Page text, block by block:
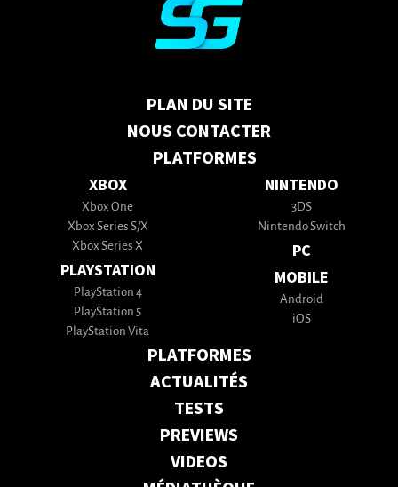
PLAN DU SITE
NOUS CONTACTER
PLATFORMES
XBOX
Xbox One
Xbox Series S/X
Xbox Series X
PLAYSTATION
PlayStation 4
PlayStation 5
PlayStation Vita
NINTENDO
3DS
Nintendo Switch
PC
MOBILE
Android
iOS
PLATFORMES
ACTUALITÉS
TESTS
PREVIEWS
VIDEOS